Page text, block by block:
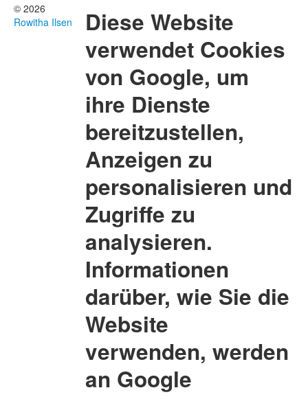
© 2026
Rowitha Ilsen
Diese Website
verwendet Cookies
von Google, um
ihre Dienste
bereitzustellen,
Anzeigen zu
personalisieren und
Zugriffe zu
analysieren.
Informationen
darüber, wie Sie die
Website
verwenden, werden
an Google